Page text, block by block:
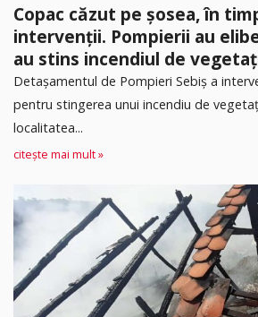
Copac căzut pe șosea, în
intervenții. Pompierii au
au stins incendiul de
Detașamentul de Pompieri Sebiș a
pentru stingerea unui incendiu de
localitatea...
citește mai mult »